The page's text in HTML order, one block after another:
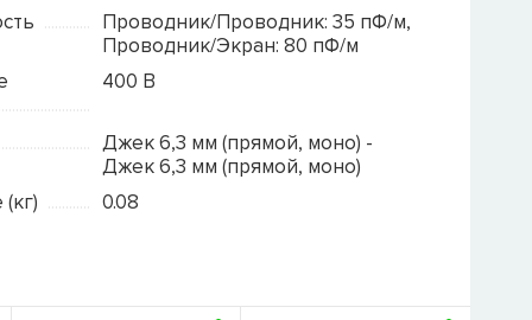
Проводник/Проводник: 35 пФ/м,
Проводник/Экран: 80 пФ/м
400 В
Джек 6,3 мм (прямой, моно) -
Джек 6,3 мм (прямой, моно)
0.08